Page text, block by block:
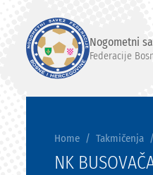
Nogometni
Federacije
Home Takmičenja
NK